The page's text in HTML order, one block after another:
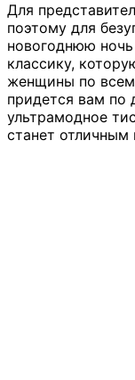
Для
поэтому для
новогоднюю
классику,
женщины по
придется вам по
ультрамодное
станет